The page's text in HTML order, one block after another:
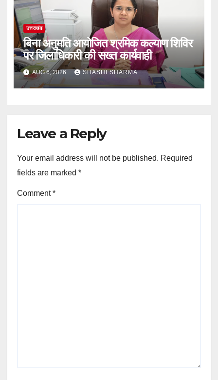
उत्तराखंड
बिना अनुमति आयोजित श्रमिक कल्याण शिविर
पर जिलाधिकारी की सख्त कार्यवाही
AUG 6, 2026 SHASHI SHARMA
Leave a Reply
Your email address will not be published. Required
fields are marked *
Comment*